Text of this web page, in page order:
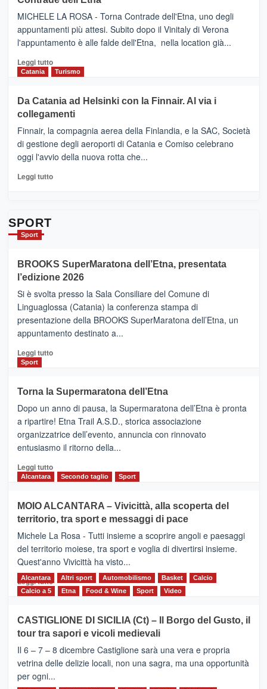
SUMMER
CLUB
(Ct)
–
Benanti
presenta
“Vino
&
Cultura
tappe
dell’enoturismo
MICHELE LA ROSA - Torna Contrade dell'Etna, uno degli
appuntamenti più attesi. Subito dopo il Vinitaly di Verona
l'appuntamento è alle falde dell'Etna, nella location già...
Leggi tuttoLeggi
di
RANDAZZO
–
Ci
siamo
quasi….
pronti
per
Catania Turismo
Da Catania ad Helsinki con la Finnair. Al via i
collegamenti
Finnair, la compagnia aerea della Finlandia, e la SAC, Società
di gestione degli aeroporti di Catania e Comiso celebrano
oggi l'avvio della nuova rotta che...
Leggi tuttoLeggi
con
la
Al
via
i
collegamenti
SPORT
Sport
BROOKS SuperMaratona dell’Etna, presentata
l’edizione 2026
Si è svolta presso la Sala Consiliare del Comune di
Linguaglossa (Catania) la conferenza stampa di
presentazione della BROOKS SuperMaratona dell’Etna, un
appuntamento destinato a...
Leggi tuttoLeggi
BROOKS
SuperMaratona
dell’Etna,
presentata
l’edizione
2026
Sport
Torna la Supermaratona dell’Etna
Dopo un anno di pausa, la Supermaratona dell’Etna è pronta
a ripartire! Etna Trail A.S.D., storica associazione
organizzatrice dell’evento, annuncia con rinnovato
entusiasmo il ritorno della...
Leggi tuttoLeggi
Torna
la
Supermaratona
dell’Etna
Alcantara Secondo taglio Sport
MOIO ALCANTARA – Vivicittà, alla scoperta del
territorio, tra sport e messaggi di pace
Michele La Rosa - Tutti insieme a scoprire angoli e paesaggi
del territorio moiese, tra sport e voglia di divertirsi insieme.
Quest'anno Vivicittà ha visto...
Leggi tutto Leggi
MOIO
ALCANTARA
–
Vivicittà,
alla
scoperta
Alcantara Altri sport Automobilismo Basket
Calcio
Calcio a 5
Etna Food & Wine Sport Video
CASTIGLIONE DI SICILIA (Ct) – Il Borgo del Gusto, il
tour tra sapori e vicoli medievali
Il 6 – 7 – 8 dicembre Castiglione sarà una vera e propria
vetrina delle delizie locali, non una sagra, ma una opportunità
per ogni...